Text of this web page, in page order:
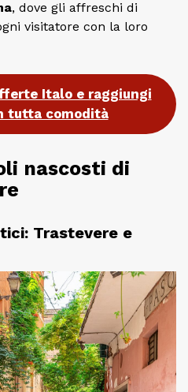
, dove gli affreschi di
visitatore con la loro
Italo e raggiungi
tutta comodità
nascosti di
Trastevere e